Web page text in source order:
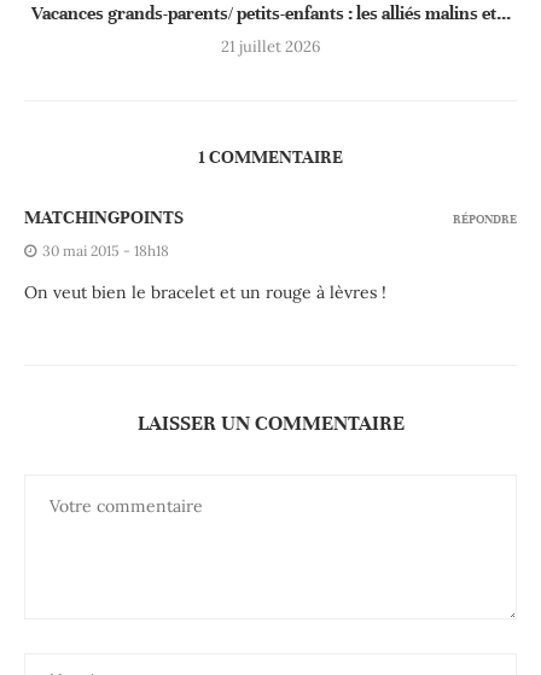
Vacances grands-parents/ petits-enfants : les alliés malins et...
21 juillet 2026
1 COMMENTAIRE
MATCHINGPOINTS
30 mai 2015 - 18h18
On veut bien le bracelet et un rouge à lèvres !
RÉPONDRE
LAISSER UN COMMENTAIRE